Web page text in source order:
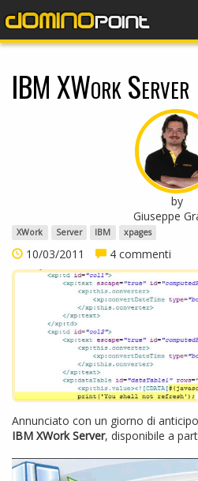
IBM XWork Server
by
Giuseppe
XWork Server IBM xpages
10/03/2011 4 commenti
Annunciato con un giorno di
IBM XWork Server, disponibile a